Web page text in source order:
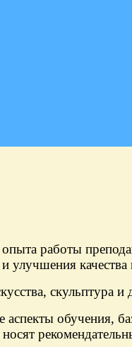
работы
улучшения
скульптура и
обучения,